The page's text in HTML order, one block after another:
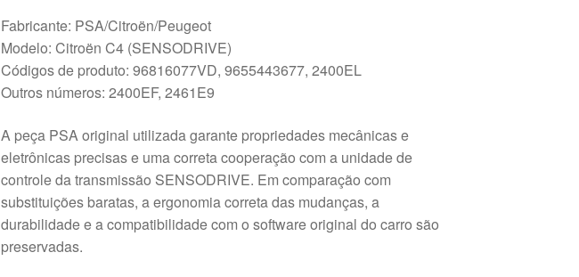
Fabricante: PSA/Citroën/Peugeot
Modelo: Citroën C4 (SENSODRIVE)
Códigos de produto: 96816077VD, 9655443677, 2400EL
Outros números: 2400EF, 2461E9
A peça PSA original utilizada garante propriedades mecânicas e
eletrônicas precisas e uma correta cooperação com a unidade de
controle da transmissão SENSODRIVE. Em comparação com
substituições baratas, a ergonomia correta das mudanças, a
durabilidade e a compatibilidade com o software original do carro são
preservadas.